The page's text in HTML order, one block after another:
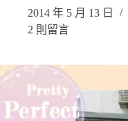
2014 年 5 月 13 日
2 則留言